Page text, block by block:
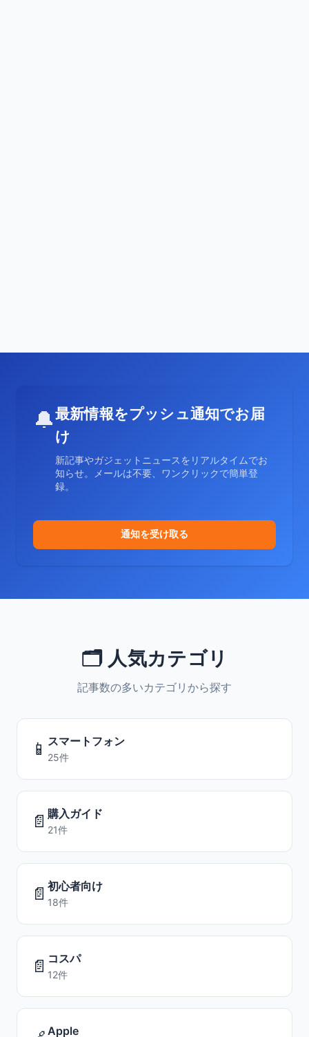
🔔最新情報をプッシュ通知でお届
け
新記事やガジェットニュースをリアルタイムでお
知らせ。メールは不要、ワンクリックで簡単登
録。
通知を受け取る
🗂️ 人気カテゴリ
記事数の多いカテゴリから探す
📱 スマートフォン
25件
📄 購入ガイド
21件
📄 初心者向け
18件
📄 コスパ
12件
Apple